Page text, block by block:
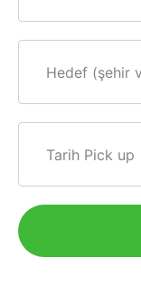
Hedef (şehir
Tarih Pick up